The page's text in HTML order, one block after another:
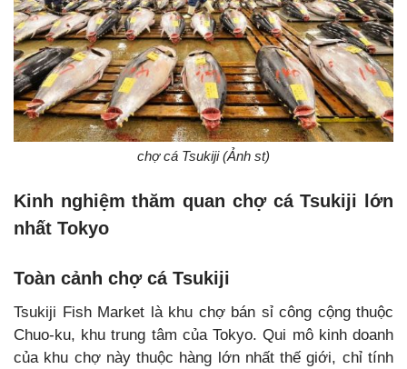
chợ cá Tsukiji (Ảnh st)
Kinh nghiệm thăm quan chợ cá Tsukiji lớn
nhất Tokyo
Toàn cảnh chợ cá Tsukiji
Tsukiji Fish Market là khu chợ bán sỉ công cộng thuộc
Chuo-ku, khu trung tâm của Tokyo. Qui mô kinh doanh
của khu chợ này thuộc hàng lớn nhất thế giới, chỉ tính